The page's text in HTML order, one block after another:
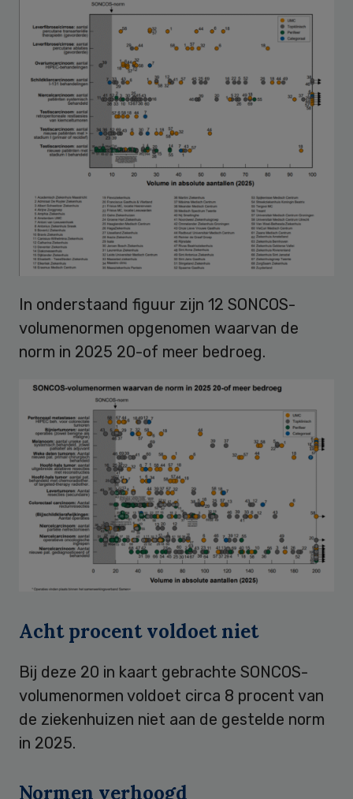
In onderstaand figuur zijn 12 SONCOS-
volumenormen opgenomen waarvan de
norm in 2025 20-of meer bedroeg.
Acht procent voldoet niet
Bij deze 20 in kaart gebrachte SONCOS-
volumenormen voldoet circa 8 procent van
de ziekenhuizen niet aan de gestelde norm
in 2025.
Normen verhoogd